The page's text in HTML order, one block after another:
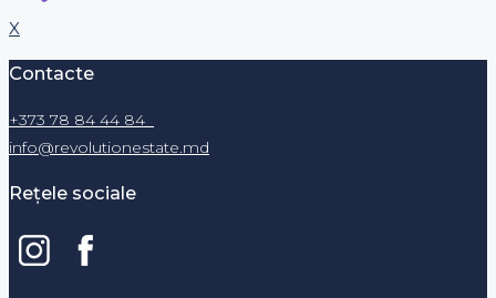
X
Contacte
+373 78 84 44 84
info@revolutionestate.md
Rețele sociale